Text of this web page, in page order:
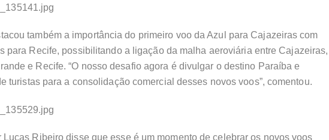
também a importância do primeiro voo da Azul para Cajazeiras com
para Recife, possibilitando a ligação da malha aeroviária entre Cajazeiras,
e Recife. “O nosso desafio agora é divulgar o destino Paraíba e
turistas para a consolidação comercial desses novos voos”, comentou.
Lucas Ribeiro disse que esse é um momento de celebrar os novos voos